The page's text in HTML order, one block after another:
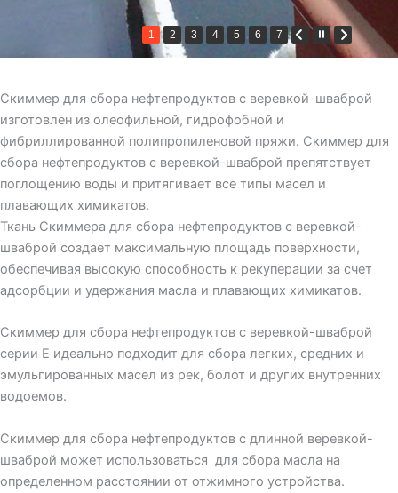
1 2 3 4 5 6 7
Скиммер для сбора нефтепродуктов с веревкой-шваброй
изготовлен из олеофильной, гидрофобной и
фибриллированной полипропиленовой пряжи. Скиммер для
сбора нефтепродуктов с веревкой-шваброй препятствует
поглощению воды и притягивает все типы масел и
плавающих химикатов.
Ткань Скиммера для сбора нефтепродуктов с веревкой-
шваброй создает максимальную площадь поверхности,
обеспечивая высокую способность к рекуперации за счет
адсорбции и удержания масла и плавающих химикатов.
Скиммер для сбора нефтепродуктов с веревкой-шваброй
серии E идеально подходит для сбора легких, средних и
эмульгированных масел из рек, болот и других внутренних
водоемов.
Скиммер для сбора нефтепродуктов с длинной веревкой-
шваброй может использоваться для сбора масла на
определенном расстоянии от отжимного устройства.